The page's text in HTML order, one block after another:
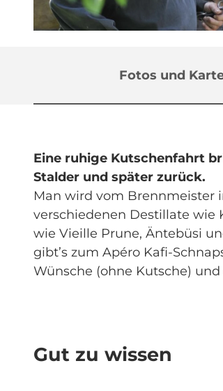
Fotos und
Eine ruhige Kutschenfahrt
Stalder und später zurück.
Man wird vom Brennmeister
verschiedenen Destillate wie
wie Vieille Prune, Äntebüsi
gibt’s zum Apéro Kafi-
Wünsche (ohne Kutsche)
Gut zu wissen